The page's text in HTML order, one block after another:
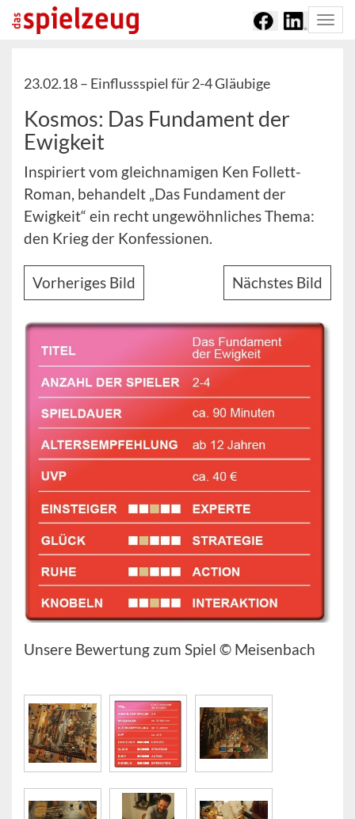
23.02.18 – Einflussspiel für 2-4 Gläubige
Kosmos: Das Fundament der
Ewigkeit
Inspiriert vom gleichnamigen Ken Follett-
Roman, behandelt „Das Fundament der
Ewigkeit“ ein recht ungewöhnliches Thema:
den Krieg der Konfessionen.
Vorheriges Bild Nächstes Bild
Unsere Bewertung zum Spiel © Meisenbach